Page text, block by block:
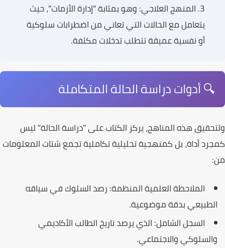
المنهج العلاجي:وهو بمثابة "إدارة الأزمات"، حيث
يتعامل مع الحالات التي تعاني من اضطرابات سلوكية
أو نفسية عميقة تتطلب تدخلات مكثفة.
🔍 أدوات دراسة الحالة المتكاملة
ولتحقيق هذه المناهج، يركز الكتابعلى "دراسة الحالة" ليس
كمجرد أداة، بل كمنهجية تحليلية تكاملية تجمع شتات المعلومات
من:
الملاحظة العلمية المنظمة:رصد السلوك في سياقه
الطبيعي بدقة موضوعية.
السجل الشامل:الذي يرصد تاريخ الطالب الأكاديمي
والسلوكي والاجتماعي.